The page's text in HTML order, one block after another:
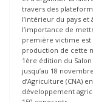
travers des
l’intérieur du pays et
l’importance de
première victime est
production de cette
1ère édition du
jusqu’au 18
d’Agriculture (CNA)
développement